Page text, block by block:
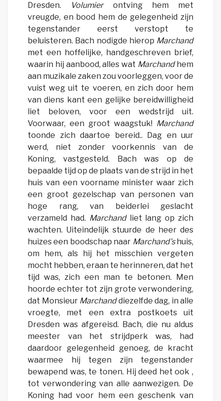
Dresden.
Volumierontving hem met
vreugde, en bood hem de gelegenheid zijn
tegenstander eerst verstopt te
beluisteren. Bach nodigde hierop Marchand
met een hoffelijke, handgeschreven brief,
waarin hij aanbood, alles wat Marchandhem
aan muzikale zaken zou voorleggen, voor de
vuist weg uit te voeren, en zich door hem
van diens kant een gelijke bereidwilligheid
liet beloven, voor een wedstrijd uit.
Voorwaar, een groot waagstuk! Marchand
toonde zich daartoe bereid.. Dag en uur
werd, niet zonder voorkennis van de
Koning, vastgesteld. Bach was op de
bepaalde tijd op de plaats van de strijd in het
huis van een voorname minister waar zich
een groot gezelschap van personen van
hoge rang, van beiderlei geslacht
verzameld had. Marchandliet lang op zich
wachten. Uiteindelijk stuurde de heer des
huizes een boodschap naar Marchand'shuis,
om hem, als hij het misschien vergeten
mocht hebben, eraan te herinneren, dat het
tijd was, zich een man te betonen. Men
hoorde echter tot zijn grote verwondering,
dat Monsieur Marchanddiezelfde dag, in alle
vroegte, met een extra postkoets uit
Dresden was afgereisd. Bach, die nu aldus
meester van het strijdperk was, had
daardoor gelegenheid genoeg, de kracht
waarmee hij tegen zijn tegenstander
bewapend was, te tonen. Hij deed het ook ,
tot verwondering van alle aanwezigen. De
Koning had voor hem een geschenk van